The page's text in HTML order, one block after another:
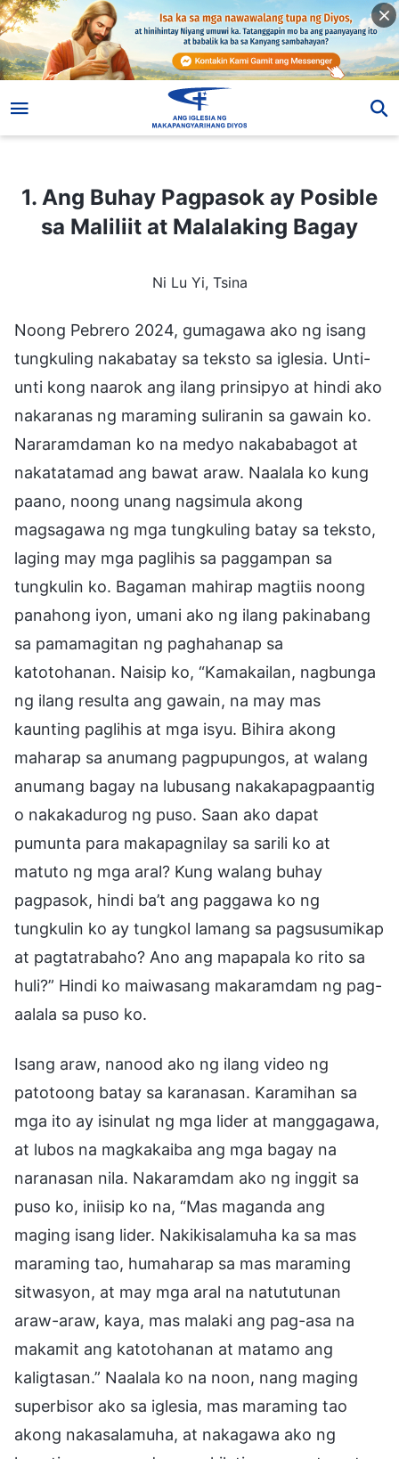
1. Ang Buhay Pagpasok ay Posible
sa Maliliit at Malalaking Bagay
Ni Lu Yi, Tsina
Noong Pebrero 2024, gumagawa ako ng isang
tungkuling nakabatay sa teksto sa iglesia. Unti-
unti kong naarok ang ilang prinsipyo at hindi ako
nakaranas ng maraming suliranin sa gawain ko.
Nararamdaman ko na medyo nakababagot at
nakatatamad ang bawat araw. Naalala ko kung
paano, noong unang nagsimula akong
magsagawa ng mga tungkuling batay sa teksto,
laging may mga paglihis sa paggampan sa
tungkulin ko. Bagaman mahirap magtiis noong
panahong iyon, umani ako ng ilang pakinabang
sa pamamagitan ng paghahanap sa
katotohanan. Naisip ko, “Kamakailan, nagbunga
ng ilang resulta ang gawain, na may mas
kaunting paglihis at mga isyu. Bihira akong
maharap sa anumang pagpupungos, at walang
anumang bagay na lubusang nakakapagpaantig
o nakakadurog ng puso. Saan ako dapat
pumunta para makapagnilay sa sarili ko at
matuto ng mga aral? Kung walang buhay
pagpasok, hindi ba’t ang paggawa ko ng
tungkulin ko ay tungkol lamang sa pagsusumikap
at pagtatrabaho? Ano ang mapapala ko rito sa
huli?” Hindi ko maiwasang makaramdam ng pag-
aalala sa puso ko.
Isang araw, nanood ako ng ilang video ng
patotoong batay sa karanasan. Karamihan sa
mga ito ay isinulat ng mga lider at manggagawa,
at lubos na magkakaiba ang mga bagay na
naranasan nila. Nakaramdam ako ng inggit sa
puso ko, iniisip ko na, “Mas maganda ang
maging isang lider. Nakikisalamuha ka sa mas
maraming tao, humaharap sa mas maraming
sitwasyon, at may mga aral na natututunan
araw-araw, kaya, mas malaki ang pag-asa na
makamit ang katotohanan at matamo ang
kaligtasan.” Naalala ko na noon, nang maging
superbisor ako sa iglesia, mas maraming tao
akong nakasalamuha, at nakagawa ako ng